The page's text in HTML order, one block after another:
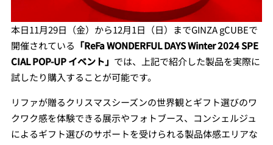
本日11月29日（金）から12月1日（日）までGINZA gCUBEで
開催されている 「ReFa WONDERFUL DAYS Winter 2024 SPE
CIAL POP-UP イベント」 では、上記で紹介した製品を実際に
試したり購入することが可能です。
リファが贈るクリスマスシーズンの世界観とギフト選びのワ
クワク感を体験できる展示やフォトブース、コンシェルジュ
によるギフト選びのサポートを受けられる製品体感エリアな